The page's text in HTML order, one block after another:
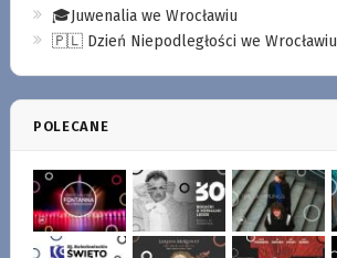
🎓Juwenalia we Wrocławiu
🇵🇱 Dzień Niepodległości we Wrocławiu
POLECANE